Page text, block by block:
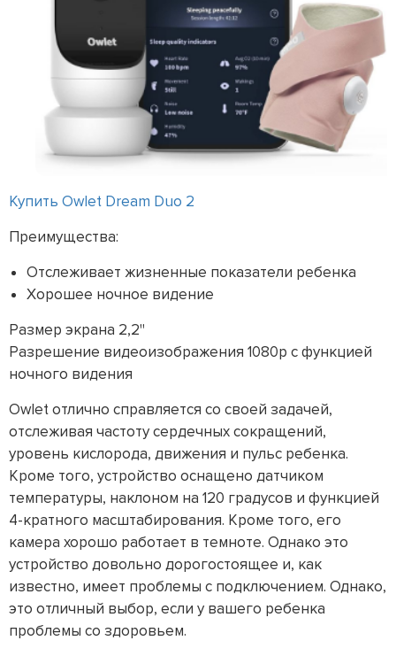
Купить Owlet Dream Duo 2
Преимущества:
Отслеживает жизненные показатели ребенка
Хорошее ночное видение
Размер экрана 2,2"
Разрешение видеоизображения 1080p с функцией
ночного видения
Owlet отлично справляется со своей задачей,
отслеживая частоту сердечных сокращений,
уровень кислорода, движения и пульс ребенка.
Кроме того, устройство оснащено датчиком
температуры, наклоном на 120 градусов и функцией
4-кратного масштабирования. Кроме того, его
камера хорошо работает в темноте. Однако это
устройство довольно дорогостоящее и, как
известно, имеет проблемы с подключением. Однако,
это отличный выбор, если у вашего ребенка
проблемы со здоровьем.